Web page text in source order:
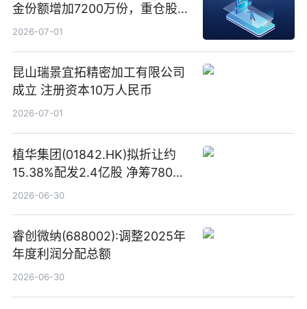
金份额增加7200万份，重仓股新
易盛、中际旭创、立讯精密
2026-07-01
昆山瑞景宜拓精密加工有限公司
成立 注册资本10万人民币
2026-07-01
植华集团(01842.HK)拟折让约
15.38%配发2.4亿股 净筹780万
港元
2026-06-30
睿创微纳(688002):调整2025年
年度利润分配总额
2026-06-30